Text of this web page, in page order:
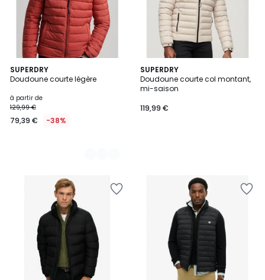
SUPERDRY
Doudoune courte légère
à partir de
129,99 €
79,39 € -38%
3
Couleurs
SUPERDRY
Doudoune courte col montant,
mi-saison
119,99 €